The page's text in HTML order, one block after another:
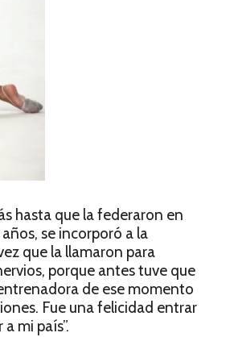
hasta que la federaron en
se incorporó a la
que la llamaron para
porque antes tuve que
de ese momento
Fue una felicidad entrar
mi país”.